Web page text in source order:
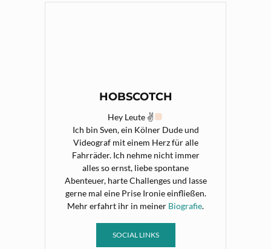
HOBSCOTCH
Hey Leute ✌
Ich bin Sven, ein Kölner Dude und
Videograf mit einem Herz für alle
Fahrräder. Ich nehme nicht immer
alles so ernst, liebe spontane
Abenteuer, harte Challenges und lasse
gerne mal eine Prise Ironie einfließen.
Mehr erfahrt ihr in meiner Biografie.
SOCIAL LINKS